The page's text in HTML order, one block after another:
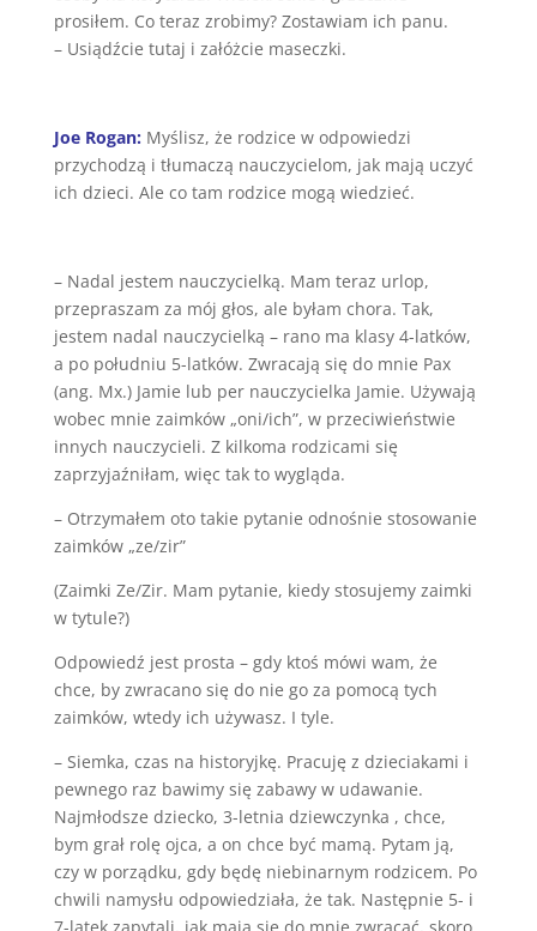
prosiłem. Co teraz zrobimy? Zostawiam ich panu.
– Usiądźcie tutaj i załóżcie maseczki.
Joe Rogan: Myślisz, że rodzice w odpowiedzi
przychodzą i tłumaczą nauczycielom, jak mają uczyć
ich dzieci. Ale co tam rodzice mogą wiedzieć.
– Nadal jestem nauczycielką. Mam teraz urlop,
przepraszam za mój głos, ale byłam chora. Tak,
jestem nadal nauczycielką – rano ma klasy 4-latków,
a po południu 5-latków. Zwracają się do mnie Pax
(ang. Mx.) Jamie lub per nauczycielka Jamie. Używają
wobec mnie zaimków „oni/ich”, w przeciwieństwie
innych nauczycieli. Z kilkoma rodzicami się
zaprzyjaźniłam, więc tak to wygląda.
– Otrzymałem oto takie pytanie odnośnie stosowanie
zaimków „ze/zir”
(Zaimki Ze/Zir. Mam pytanie, kiedy stosujemy zaimki
w tytule?)
Odpowiedź jest prosta – gdy ktoś mówi wam, że
chce, by zwracano się do nie go za pomocą tych
zaimków, wtedy ich używasz. I tyle.
– Siemka, czas na historyjkę. Pracuję z dzieciakami i
pewnego raz bawimy się zabawy w udawanie.
Najmłodsze dziecko, 3-letnia dziewczynka , chce,
bym grał rolę ojca, a on chce być mamą. Pytam ją,
czy w porządku, gdy będę niebinarnym rodzicem. Po
chwili namysłu odpowiedziała, że tak. Następnie 5- i
7-latek zapytali, jak mają się do mnie zwracać, skoro